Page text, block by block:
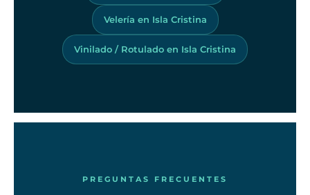
Velería en Isla Cristina
Vinilado / Rotulado en Isla Cristina
PREGUNTAS FRECUENTES